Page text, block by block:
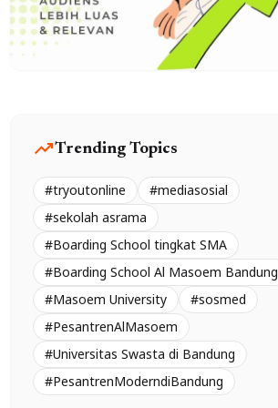
trending_upTrending Topics
#tryoutonline
#mediasosial
#sekolah asrama
#Boarding School tingkat SMA
#Boarding School Al Masoem Bandung
#Masoem University
#sosmed
#PesantrenAlMasoem
#Universitas Swasta di Bandung
#PesantrenModerndiBandung